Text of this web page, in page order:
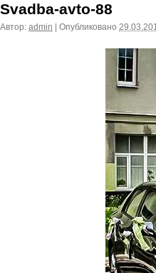
Svadba-avto-88
Автор: admin Опубликовано